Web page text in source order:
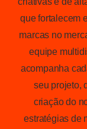
que fortalecem
marcas no
equipe
acompanha
seu projeto,
criação do
estratégias de